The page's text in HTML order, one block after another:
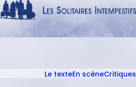
Aller
au
principal
Navigation
ACCUEILLe texteEn scèneCritiques